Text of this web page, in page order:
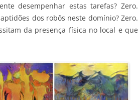
desempenhar estas tarefas? Zero.
dos robôs neste domínio? Zero.
da presença física no local e que